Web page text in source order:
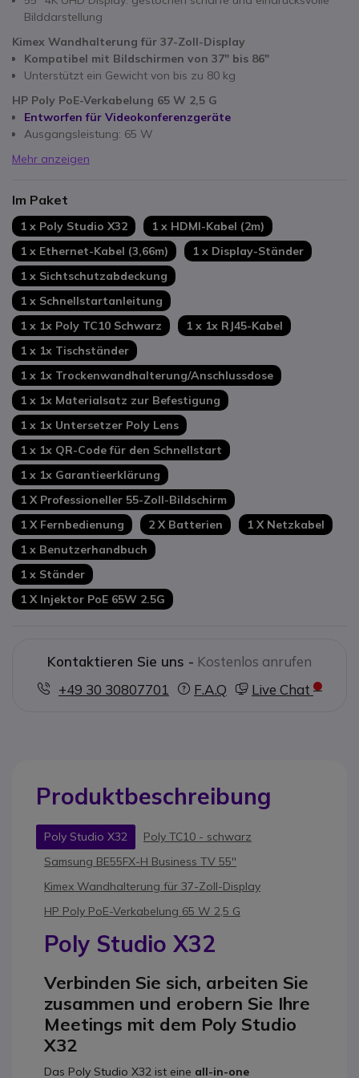
Bilddarstellung
Kimex Wandhalterung für 37-Zoll-Display
Kompatibel mit Bildschirmen von 37" bis 86"
Unterstützt ein Gewicht von bis zu 80 kg
HP Poly PoE-Verkabelung 65 W 2,5 G
Entworfen für Videokonferenzgeräte
Ausgangsleistung: 65 W
Mehr anzeigen
Im Paket
1 x Poly Studio X32
1 x HDMI-Kabel (2m)
1 x Ethernet-Kabel (3,66m)
1 x Display-Ständer
1 x Sichtschutzabdeckung
1 x Schnellstartanleitung
1 x 1x Poly TC10 Schwarz
1 x 1x RJ45-Kabel
1 x 1x Tischständer
1 x 1x Trockenwandhalterung/Anschlussdose
1 x 1x Materialsatz zur Befestigung
1 x 1x Untersetzer Poly Lens
1 x 1x QR-Code für den Schnellstart
1 x 1x Garantieerklärung
1 X Professioneller 55-Zoll-Bildschirm
1 X Fernbedienung
2 X Batterien
1 X Netzkabel
1 x Benutzerhandbuch
1 x Ständer
1 X Injektor PoE 65W 2.5G
Kontaktieren Sie uns - Kostenlos anrufen
+49 30 30807701
F.A.Q Live Chat
Produktbeschreibung
Poly Studio X32
Poly TC10 - schwarz
Samsung BE55FX-H Business TV 55''
Kimex Wandhalterung für 37-Zoll-Display
HP Poly PoE-Verkabelung 65 W 2,5 G
Poly Studio X32
Verbinden Sie sich, arbeiten Sie
zusammen und erobern Sie Ihre
Meetings mit dem Poly Studio
X32
Das Poly Studio X32 ist eine all-in-one